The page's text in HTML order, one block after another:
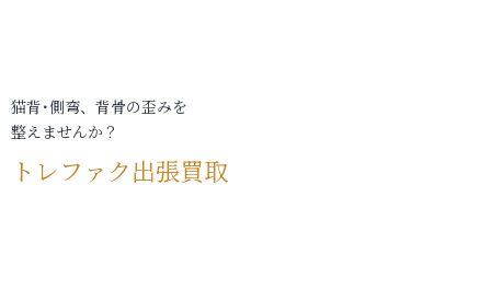
猫背･側弯、背骨の歪みを
整えませんか？
トレファク出張買取